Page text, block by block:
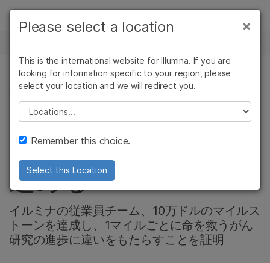
Skip to content
ソリューション
ラーニング
企業情報
サポート
お気に入りの分野を選択
ニュースセンター
がん研究, 会社情報, コミュニティー
Pedal the Causeで
画期的な研究を推し
進める
イルミナの従業員チーム、10万ドルのマイルス
トーンを達成し、1マイルごとに命を救うがん
研究の進歩に違いをもたらすことを証明
×
Please select a location
This is the international website for Illumina. If you are
looking for information specific to your region, please
select your location and we will redirect you.
Please select a location
Remember this choice.
Select this Location
×
がん研究
微生物研究
農学研究
複雑な疾患
臨床オンコロジー
生殖医学
患研究